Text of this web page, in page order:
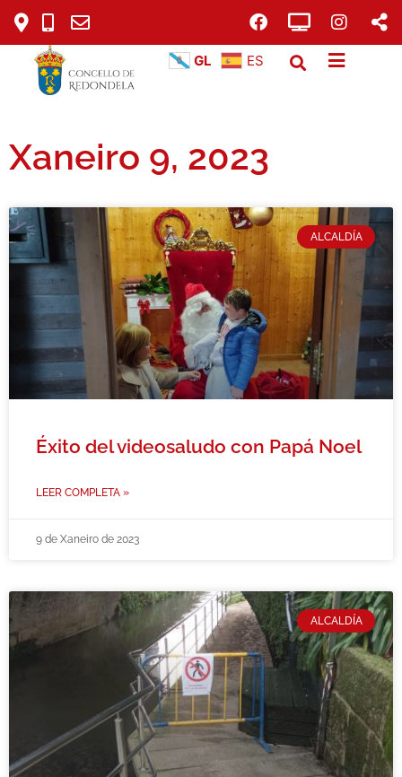
GL ES
Xaneiro 9, 2023
ALCALDÍA
Éxito del videosaludo con Papá Noel
LEER COMPLETA »
9 de Xaneiro de 2023
ALCALDÍA